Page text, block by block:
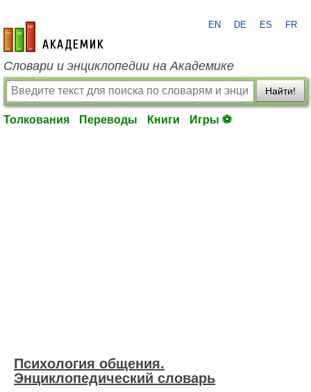
academic.ru
EN DE ES FR
Словари и энциклопедии на Академике
Найти!
Толкования Переводы Книги Игры ⚽
Психология общения.
Энциклопедический словарь